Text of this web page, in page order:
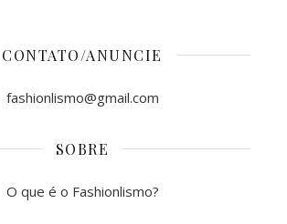
CONTATO/ANUNCIE
fashionlismo@gmail.com
SOBRE
O que é o Fashionlismo?